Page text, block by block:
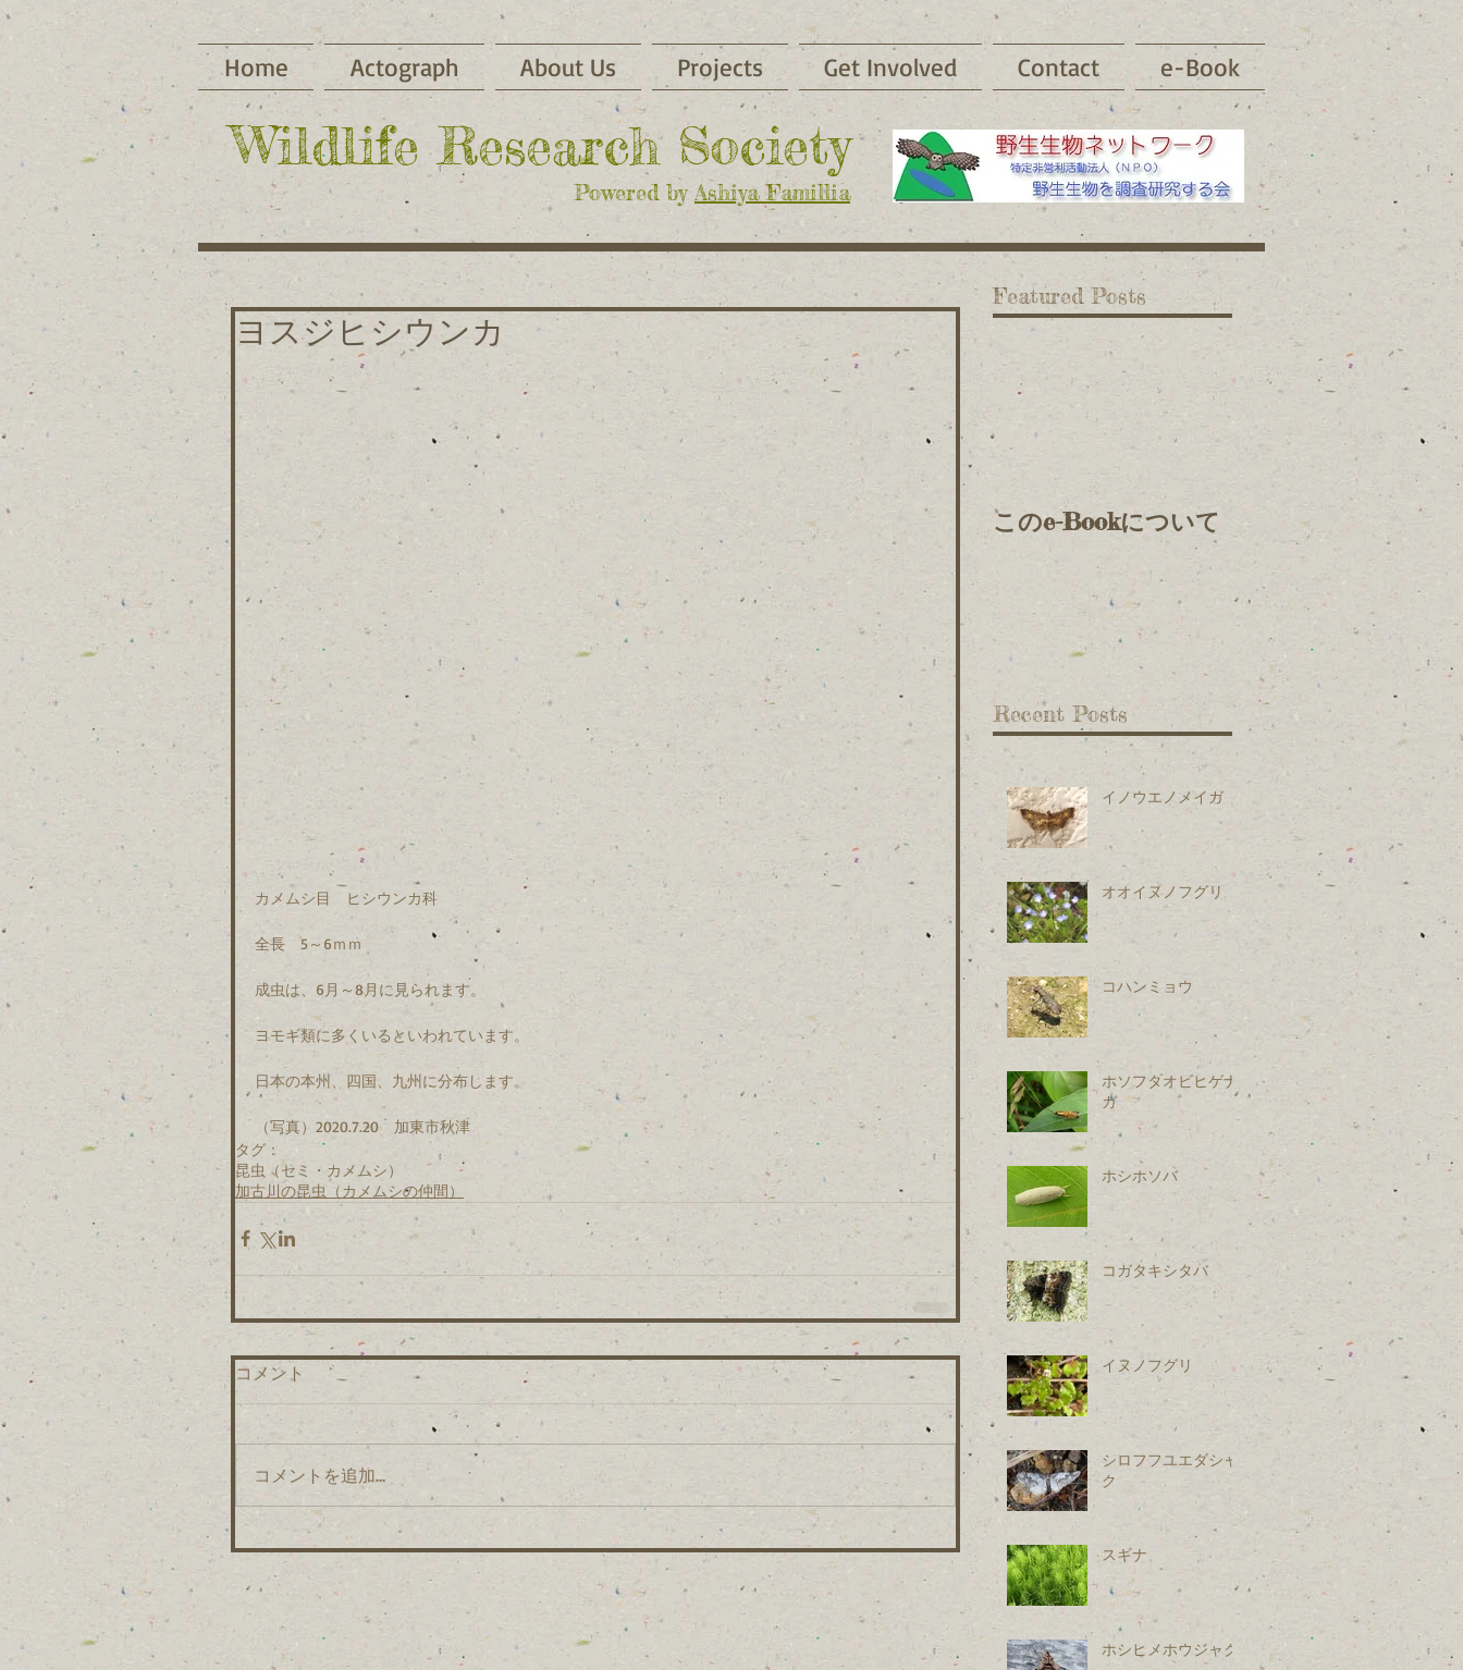
Home Actograph About Us Projects Get Involved Contact e-Book
​Wildlife Research Society
Powered by Ashiya Famillia
ヨスジヒシウンカ
カメムシ目　ヒシウンカ科
全長　5～6ｍｍ
成虫は、6月～8月に見られます。
ヨモギ類に多くいるといわれています。
日本の本州、四国、九州に分布します。
（写真）2020.7.20　加東市秋津
タグ：
昆虫（セミ・カメムシ）
加古川の昆虫（カメムシの仲間）
コメント
コメントを追加…
Featured Posts
このe-Bookについて
Recent Posts
イノウエノメイガ
オオイヌノフグリ
コハンミョウ
ホソフタオビヒゲナ
ガ
ホシホソバ
コガタキシタバ
イヌノフグリ
シロフフユエダシャ
ク
スギナ
ホシヒメホウジャク